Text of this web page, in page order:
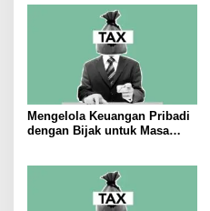
Mengelola Keuangan Pribadi
dengan Bijak untuk Masa